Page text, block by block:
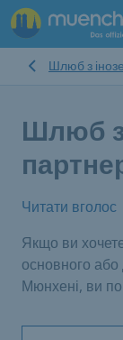
Шлюб з
Шлюб з
Читати вголос
Якщо ви
основного
Мюнхені, ви